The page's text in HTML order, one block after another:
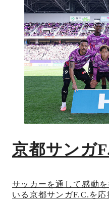
京都サンガ
サッカーを通して感動
いる京都サンガF.C.を応